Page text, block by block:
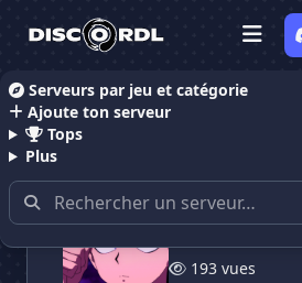
Serveurs par jeu et catégorie
Ajoute ton serveur
Tops
Plus
Accueil Serveurs Discord
193 vues